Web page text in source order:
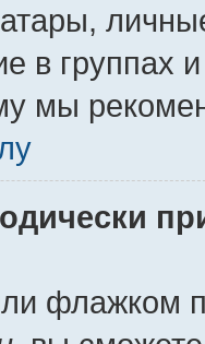
в группах
мы
флажком